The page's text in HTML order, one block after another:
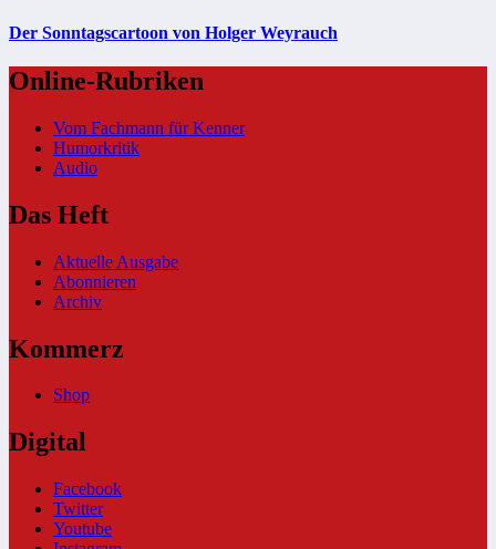
Der Sonntagscartoon von Holger Weyrauch
Online-Rubriken
Vom Fachmann für Kenner
Humorkritik
Audio
Das Heft
Aktuelle Ausgabe
Abonnieren
Archiv
Kommerz
Shop
Digital
Facebook
Twitter
Youtube